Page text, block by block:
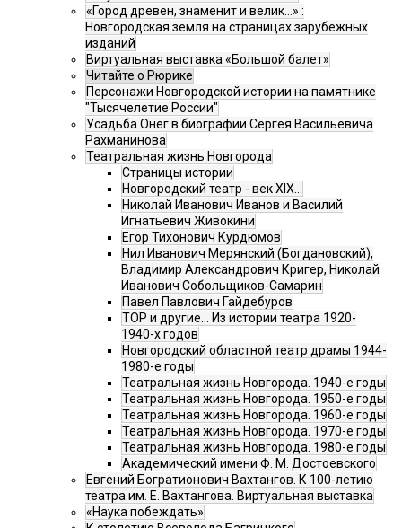
«Город древен, знаменит и велик…» :
Новгородская земля на страницах зарубежных
изданий
Виртуальная выставка «Большой балет»
Читайте о Рюрике
Персонажи Новгородской истории на памятнике
"Тысячелетие России"
Усадьба Онег в биографии Сергея Васильевича
Рахманинова
Театральная жизнь Новгорода
Страницы истории
Новгородский театр - век XIX…
Николай Иванович Иванов и Василий
Игнатьевич Живокини
Егор Тихонович Курдюмов
Нил Иванович Мерянский (Богдановский),
Владимир Александрович Кригер, Николай
Иванович Собольщиков-Самарин
Павел Павлович Гайдебуров
ТОР и другие… Из истории театра 1920-
1940-х годов
Новгородский областной театр драмы 1944-
1980-е годы
Театральная жизнь Новгорода. 1940-е годы
Театральная жизнь Новгорода. 1950-е годы
Театральная жизнь Новгорода. 1960-е годы
Театральная жизнь Новгорода. 1970-е годы
Театральная жизнь Новгорода. 1980-е годы
Академический имени Ф. М. Достоевского
Евгений Богратионович Вахтангов. К 100-летию
театра им. Е. Вахтангова. Виртуальная выставка
«Наука побеждать»